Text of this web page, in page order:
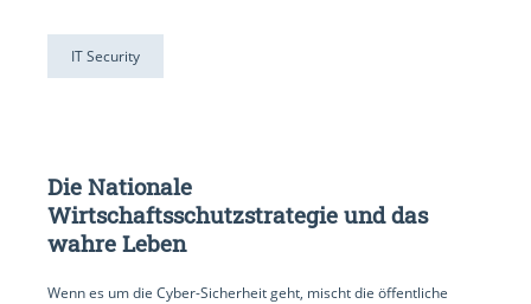
IT Security
Die Nationale
Wirtschaftsschutzstrategie und das
wahre Leben
Wenn es um die Cyber-Sicherheit geht, mischt die öffentliche